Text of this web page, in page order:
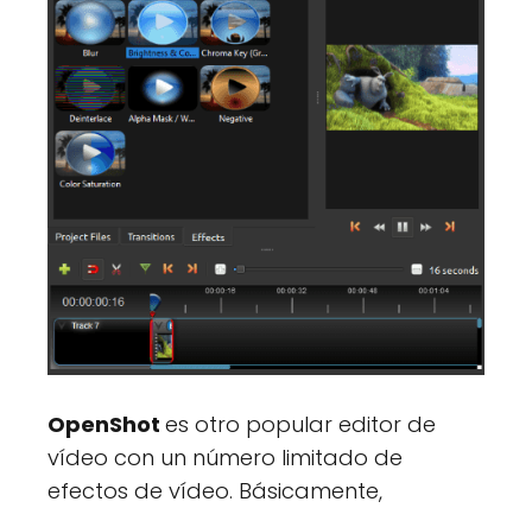
OpenShot es otro popular editor de
vídeo con un número limitado de
efectos de vídeo. Básicamente,